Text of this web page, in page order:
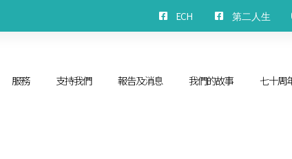
ECH 第二人生
服務 支持我們 報告及消息 我們的故事 七十周